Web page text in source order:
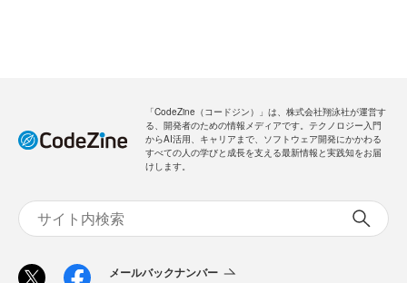
「CodeZine（コードジン）」は、株式会社翔泳社が運営す
る、開発者のための情報メディアです。テクノロジー入門
からAI活用、キャリアまで、ソフトウェア開発にかかわる
すべての人の学びと成長を支える最新情報と実践知をお届
けします。
メールバックナンバー